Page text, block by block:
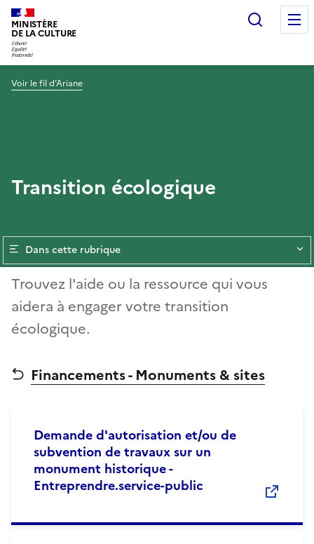
MINISTÈRE
DE LA CULTURE
Voir le fil d’Ariane
Transition écologique
Dans cette rubrique
Trouvez l'aide ou la ressource qui vous
aidera à engager votre transition
écologique.
Financements - Monuments & sites
Demande d'autorisation et/ou de
subvention de travaux sur un
monument historique -
Entreprendre.service-public